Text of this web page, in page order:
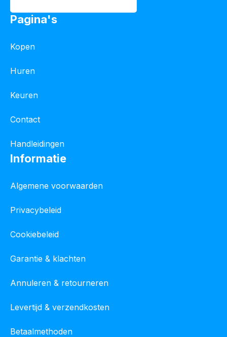
Pagina's
Kopen
Huren
Keuren
Contact
Handleidingen
Informatie
Algemene voorwaarden
Privacybeleid
Cookiebeleid
Garantie & klachten
Annuleren & retourneren
Levertijd & verzendkosten
Betaalmethoden